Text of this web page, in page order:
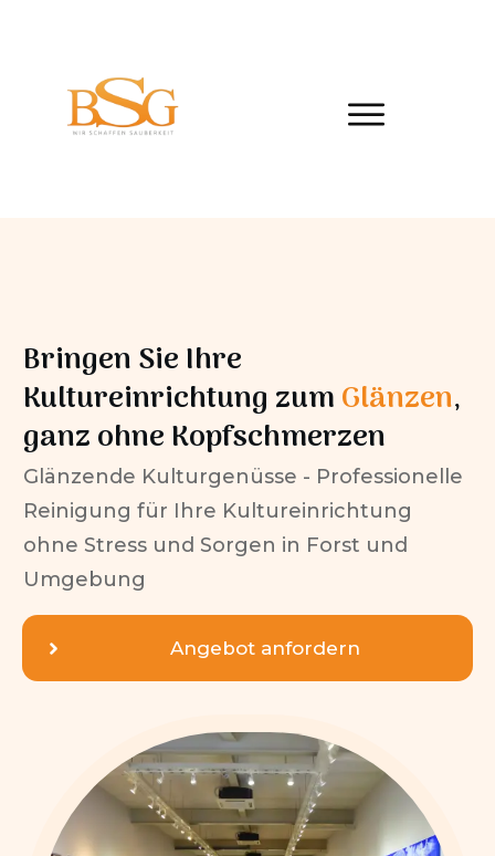
Bringen Sie Ihre
Kultureinrichtung zumGlänzen,
ganz ohne Kopfschmerzen
Glänzende Kulturgenüsse - Professionelle
Reinigung für Ihre Kultureinrichtung
ohne Stress und Sorgen in Forst und
Umgebung
Angebot anfordern